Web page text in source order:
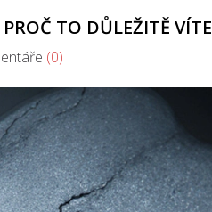
TO DŮLEŽITĚ VÍTE
(0)